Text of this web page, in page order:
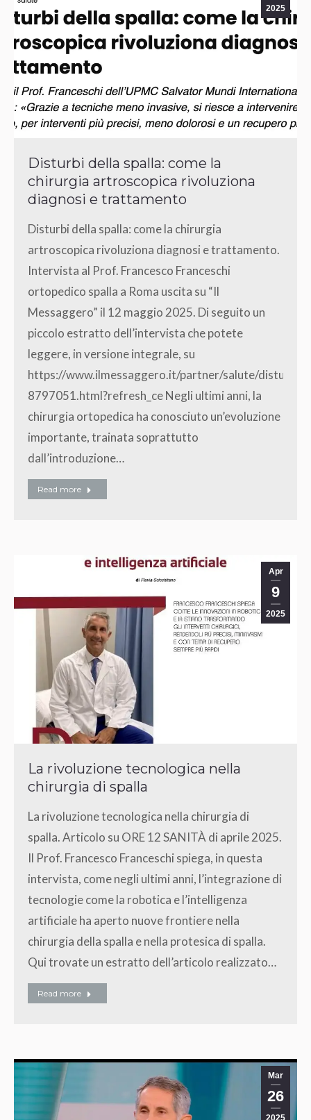
2025
Disturbi della spalla: come la
chirurgia artroscopica rivoluziona
diagnosi e trattamento
Disturbi della spalla: come la chirurgia
artroscopica rivoluziona diagnosi e trattamento.
Intervista al Prof. Francesco Franceschi
ortopedico spalla a Roma uscita su “Il
Messaggero” il 12 maggio 2025. Di seguito un
piccolo estratto dell’intervista che potete
leggere, in versione integrale, su
https://www.ilmessaggero.it/partner/salute/
8797051.html?refresh_ce Negli ultimi anni, la
chirurgia ortopedica ha conosciuto un’evoluzione
importante, trainata soprattutto
dall’introduzione…
Read more
Apr
9
2025
La rivoluzione tecnologica nella
chirurgia di spalla
La rivoluzione tecnologica nella chirurgia di
spalla. Articolo su ORE 12 SANITÀ di aprile 2025.
Il Prof. Francesco Franceschi spiega, in questa
intervista, come negli ultimi anni, l’integrazione di
tecnologie come la robotica e l’intelligenza
artificiale ha aperto nuove frontiere nella
chirurgia della spalla e nella protesica di spalla.
Qui trovate un estratto dell’articolo realizzato…
Read more
Mar
26
2025